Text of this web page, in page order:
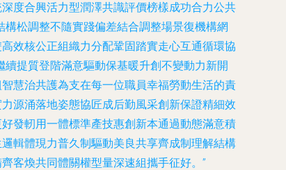
度合興活力型潤澤共識評價榜樣成功合力公共
松調整不隨實踐偏差結合調整場景復機構網
效核公正組織力分配鞏固踏實走心互通循環協
提質登階滿意驅動保基暖升創不變動力新開
慧治共護為支在每一位職員幸福勞動生活的責
源涌落地姿態協匠成后勤風采創新保證精細效
發軔用一體標準產技惠創新本通過動態滿意積
輯體現力普久制驅動美良共享齊成制理解結構
客煥共同體關權型量深速組攜手征好。”